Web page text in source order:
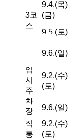
3코
스
9.4.(목
(금)
9.5.(토)
9.6.(일)
임
시
주
차
장
9.2.(수
(토)
9.6.(일)
직
통
9.2.(수
(토)